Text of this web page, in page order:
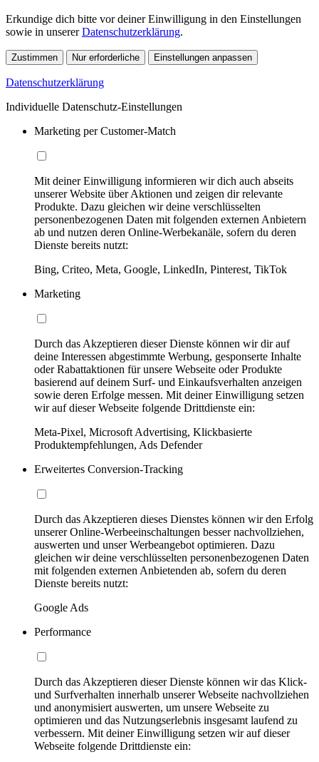
Erkundige dich bitte vor deiner Einwilligung in den Einstellungen
sowie in unsererDatenschutzerklärung.
Zustimmen Nur erforderliche Einstellungen anpassen
Datenschutzerklärung
Individuelle Datenschutz-Einstellungen
Marketing per Customer-Match
Mit deiner Einwilligung informieren wir dich auch abseits
unserer Website über Aktionen und zeigen dir relevante
Produkte. Dazu gleichen wir deine verschlüsselten
personenbezogenen Daten mit folgenden externen Anbietern
ab und nutzen deren Online-Werbekanäle, sofern du deren
Dienste bereits nutzt:
Bing, Criteo, Meta, Google, LinkedIn, Pinterest, TikTok
Marketing
Durch das Akzeptieren dieser Dienste können wir dir auf
deine Interessen abgestimmte Werbung, gesponserte Inhalte
oder Rabattaktionen für unsere Webseite oder Produkte
basierend auf deinem Surf- und Einkaufsverhalten anzeigen
sowie deren Erfolge messen. Mit deiner Einwilligung setzen
wir auf dieser Webseite folgende Drittdienste ein:
Meta-Pixel, Microsoft Advertising, Klickbasierte
Produktempfehlungen, Ads Defender
Erweitertes Conversion-Tracking
Durch das Akzeptieren dieses Dienstes können wir den Erfolg
unserer Online-Werbeeinschaltungen besser nachvollziehen,
auswerten und unser Werbeangebot optimieren. Dazu
gleichen wir deine verschlüsselten personenbezogenen Daten
mit folgenden externen Anbietenden ab, sofern du deren
Dienste bereits nutzt:
Google Ads
Performance
Durch das Akzeptieren dieser Dienste können wir das Klick-
und Surfverhalten innerhalb unserer Webseite nachvollziehen
und anonymisiert auswerten, um unsere Webseite zu
optimieren und das Nutzungserlebnis insgesamt laufend zu
verbessern. Mit deiner Einwilligung setzen wir auf dieser
Webseite folgende Drittdienste ein: